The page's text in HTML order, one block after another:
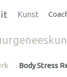
Kunst
Body Stress